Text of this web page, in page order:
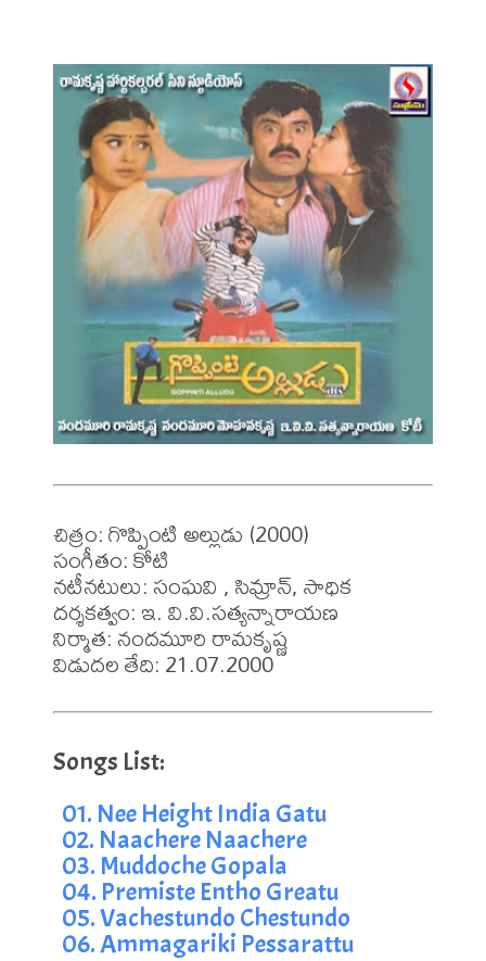
చిత్రం: గొప్పింటి అల్లుడు (2000)
సంగీతం: కోటి
నటీనటులు: సంఘవి , సిమ్రాన్, సాధిక
దర్శకత్వం: ఇ. వి.వి.సత్యన్నారాయణ
నిర్మాత: నందమూరి రామకృష్ణ
విడుదల తేది: 21.07.2000
01. Nee Height India Gatu
02. Naachere Naachere
03. Muddoche Gopala
04. Premiste Entho Greatu
05. Vachestundo Chestundo
06. Ammagariki Pessarattu